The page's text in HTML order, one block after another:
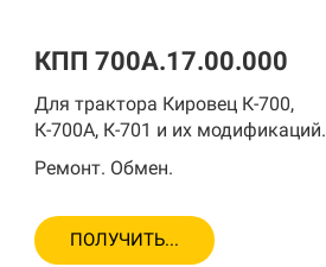
КПП 700А.17.00.000
Для трактора Кировец К-700,
К-700А, К-701 и их модификаций.
Ремонт. Обмен.
ПОЛУЧИТЬ...